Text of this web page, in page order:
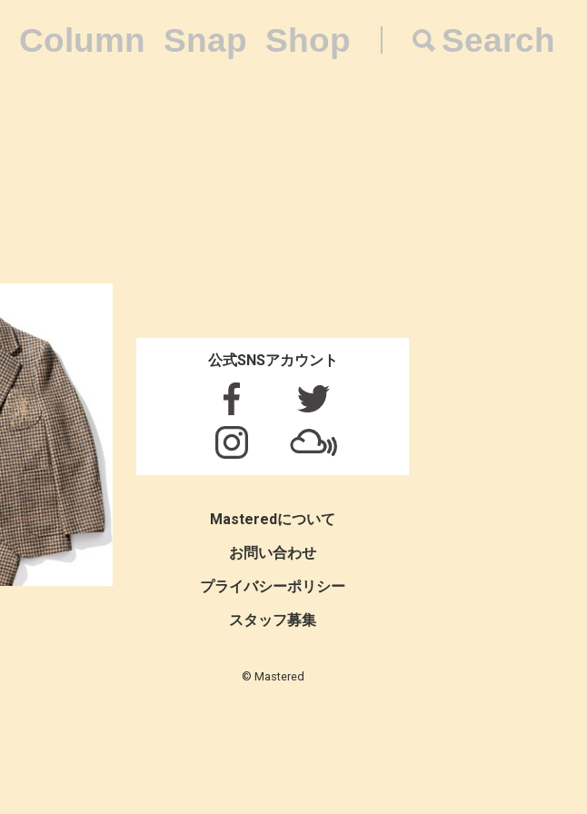
Column Snap Shop Search
公式SNSアカウント
Masteredについて
お問い合わせ
プライバシーポリシー
スタッフ募集
© Mastered